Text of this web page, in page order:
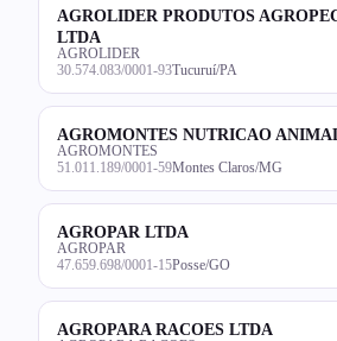
AGROLIDER PRODUTOS
LTDA
AGROLIDER
30.574.083/0001-93Tucuruí/PA
AGROMONTES NUTRICAO
AGROMONTES
51.011.189/0001-59Montes Claros/MG
AGROPAR LTDA
AGROPAR
47.659.698/0001-15Posse/GO
AGROPARA RACOES LTDA